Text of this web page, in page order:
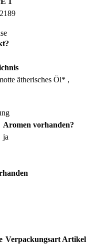
ätherisches Öl* ,
Aromen vorhanden?
ja
Verpackungsart Artikel